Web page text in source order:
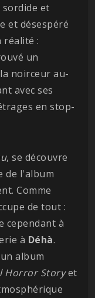
et
et désespéré
réalité :
un
noirceur au-
avec ses
en stop-
, se découvre
de l'album
Comme
de tout :
cependant à
à Déhà.
album
Horror Storyet